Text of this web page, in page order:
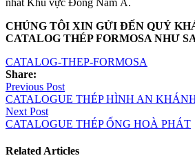
nhất Khu vực Đông Nam Á.
CHÚNG TÔI XIN GỬI ĐẾN QUÝ
CATALOG THÉP FORMOSA NHƯ
CATALOG-THEP-FORMOSA
Share:
Điều
hướng
bài
viết
Previous Post
CATALOGUE THÉP HÌNH AN
Next Post
CATALOGUE THÉP ỐNG HOÀ PHÁT
Related Articles